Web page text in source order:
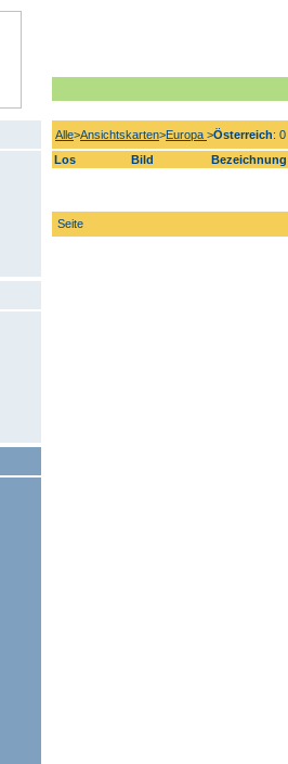
Alle>Ansichtskarten>Europa >Österreich:
Los
Bild Bezeichnung
Seite